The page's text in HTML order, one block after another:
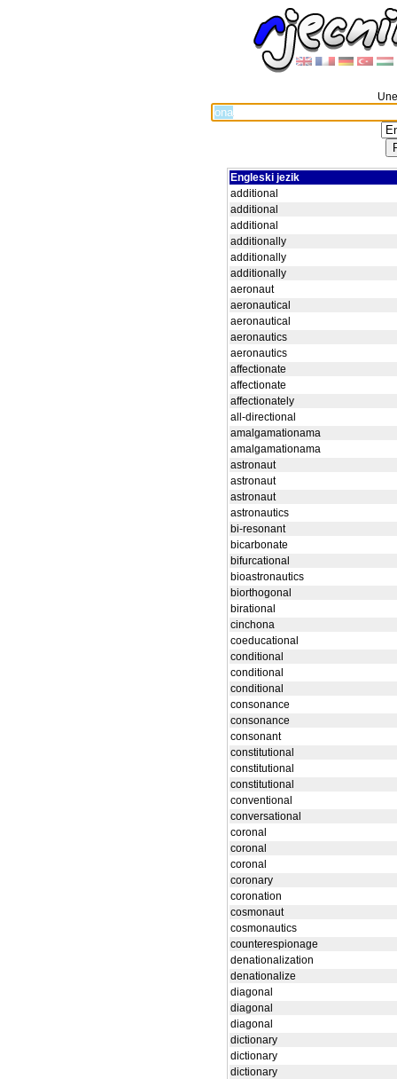
Engleski jezik
additional
additional
additional
additionally
additionally
additionally
aeronaut
aeronautical
aeronautical
aeronautics
aeronautics
affectionate
affectionate
affectionately
all-directional
amalgamationama
amalgamationama
astronaut
astronaut
astronaut
astronautics
bi-resonant
bicarbonate
bifurcational
bioastronautics
biorthogonal
birational
cinchona
coeducational
conditional
conditional
conditional
consonance
consonance
consonant
constitutional
constitutional
constitutional
conventional
conversational
coronal
coronal
coronal
coronary
coronation
cosmonaut
cosmonautics
counterespionage
denationalization
denationalize
diagonal
diagonal
diagonal
dictionary
dictionary
dictionary